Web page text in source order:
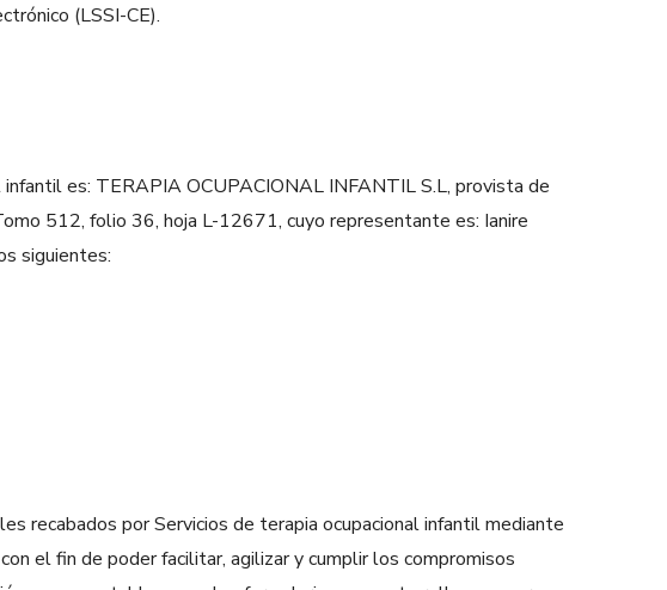
(LSSI-CE).
es: TERAPIA OCUPACIONAL INFANTIL S.L, provista de
512, folio 36, hoja L-12671, cuyo representante es: Ianire
siguientes:
recabados por Servicios de terapia ocupacional infantil mediante
el fin de poder facilitar, agilizar y cumplir los compromisos